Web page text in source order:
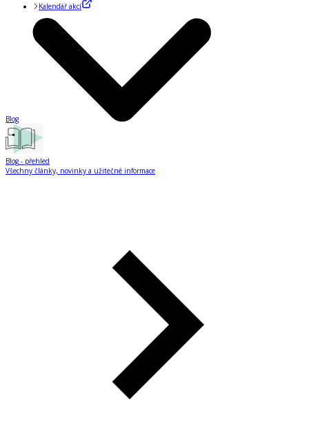
Kalendář akcí
Blog
Blog - přehled
Všechny články, novinky a užitečné informace